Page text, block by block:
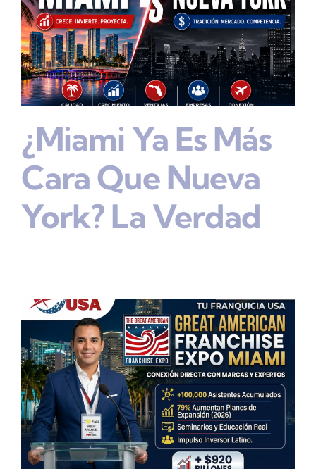
¿Miami Ya Es Más
Cara Que Nueva
York? La Verdad